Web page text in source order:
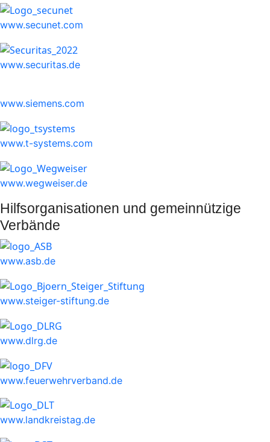
www.secunet.com
www.securitas.de
www.siemens.com
www.t-systems.com
www.wegweiser.de
Hilfsorganisationen und gemeinnützige
Verbände
www.asb.de
www.steiger-stiftung.de
www.dlrg.de
www.feuerwehrverband.de
www.landkreistag.de